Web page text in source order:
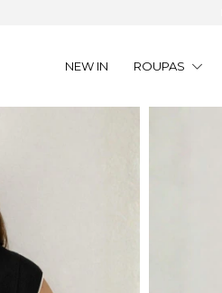
NEW IN ROUPAS